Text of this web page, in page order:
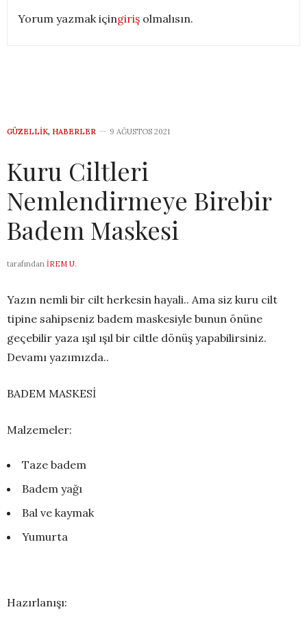
Yorum yazmak içingiriş olmalısın.
GÜZELLIK, HABERLER 9 AĞUSTOS 2021
Kuru Ciltleri
Nemlendirmeye Birebir
Badem Maskesi
tarafından İREM U.
Yazın nemli bir cilt herkesin hayali.. Ama siz kuru cilt
tipine sahipseniz badem maskesiyle bunun önüne
geçebilir yaza ışıl ışıl bir ciltle dönüş yapabilirsiniz.
Devamı yazımızda..
BADEM MASKESİ
Malzemeler:
Taze badem
Badem yağı
Bal ve kaymak
Yumurta
Hazırlanışı: